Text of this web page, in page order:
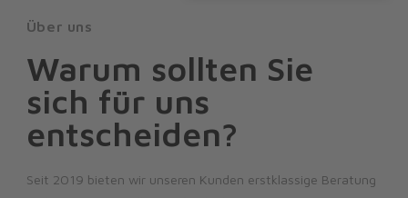
Über uns
Warum sollten Sie
sich für uns
entscheiden?
Seit 2019 bieten wir unseren Kunden erstklassige Beratung